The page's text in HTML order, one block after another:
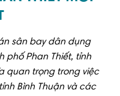
sân bay dân dụng
phố Phan Thiết, tỉnh
quan trọng trong việc
Bình Thuận và các